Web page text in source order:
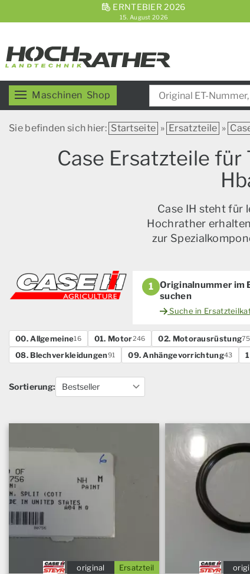
ERNTEBIER 2026
15. August 2026
Maschinen Shop
Sie befinden sich hier: Startseite » Ersatzteile »
Case Ersatzteile
Case IH steht für
Hochrather
zur
1
Originalnummer im
suchen
Suche in
00. Allgemeine16 01. Motor246 02. Motorausrüstung75
08. Blechverkleidungen91 09. Anhängevorrichtung43
Sortierung:
Ersatzteil
original